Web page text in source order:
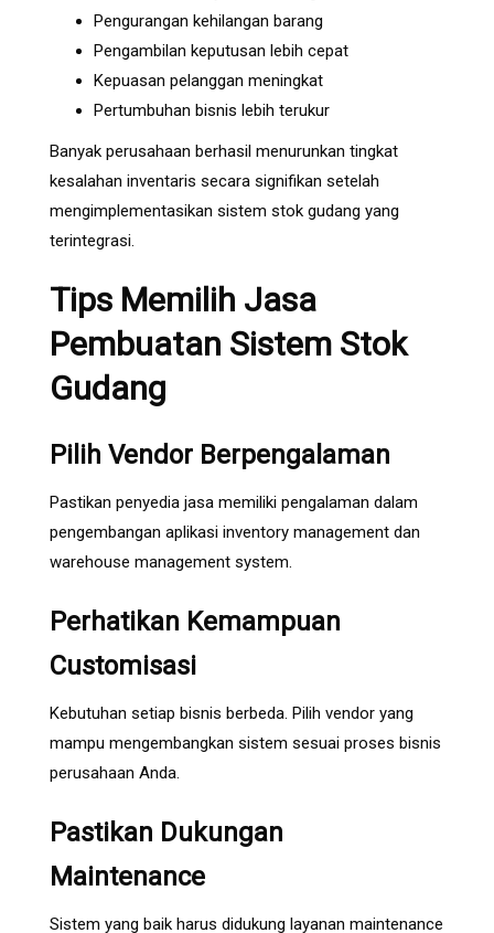
Pengurangan kehilangan barang
Pengambilan keputusan lebih cepat
Kepuasan pelanggan meningkat
Pertumbuhan bisnis lebih terukur
Banyak perusahaan berhasil menurunkan tingkat
kesalahan inventaris secara signifikan setelah
mengimplementasikan sistem stok gudang yang
terintegrasi.
Tips Memilih Jasa
Pembuatan Sistem Stok
Gudang
Pilih Vendor Berpengalaman
Pastikan penyedia jasa memiliki pengalaman dalam
pengembangan aplikasi inventory management dan
warehouse management system.
Perhatikan Kemampuan
Customisasi
Kebutuhan setiap bisnis berbeda. Pilih vendor yang
mampu mengembangkan sistem sesuai proses bisnis
perusahaan Anda.
Pastikan Dukungan
Maintenance
Sistem yang baik harus didukung layanan maintenance